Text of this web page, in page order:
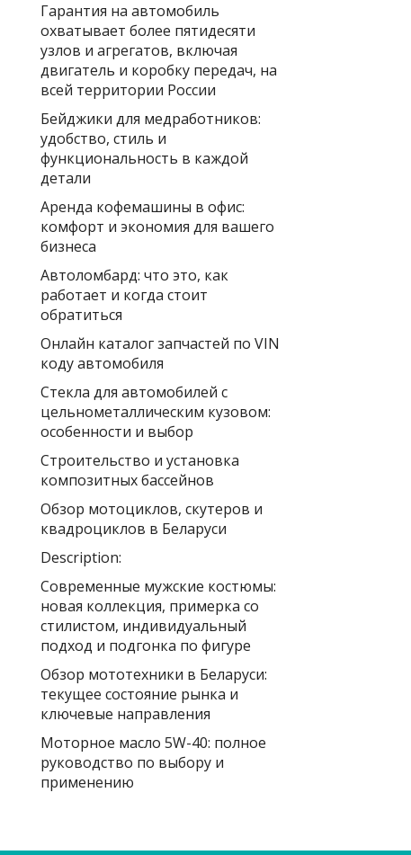
Гарантия на автомобиль
охватывает более пятидесяти
узлов и агрегатов, включая
двигатель и коробку передач, на
всей территории России
Бейджики для медработников:
удобство, стиль и
функциональность в каждой
детали
Аренда кофемашины в офис:
комфорт и экономия для вашего
бизнеса
Автоломбард: что это, как
работает и когда стоит
обратиться
Онлайн каталог запчастей по VIN
коду автомобиля
Стекла для автомобилей с
цельнометаллическим кузовом:
особенности и выбор
Строительство и установка
композитных бассейнов
Обзор мотоциклов, скутеров и
квадроциклов в Беларуси
Description:
Современные мужские костюмы:
новая коллекция, примерка со
стилистом, индивидуальный
подход и подгонка по фигуре
Обзор мототехники в Беларуси:
текущее состояние рынка и
ключевые направления
Моторное масло 5W-40: полное
руководство по выбору и
применению